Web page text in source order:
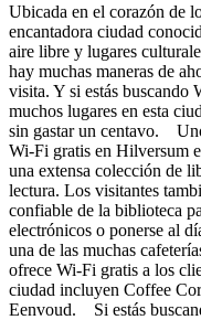
Ubicada en el corazón de
encantadora ciudad
aire libre y lugares
hay muchas maneras de
visita. Y si estás buscando
muchos lugares en esta
sin gastar un centavo.
Wi-Fi gratis en Hilversum
una extensa colección de
lectura. Los visitantes
confiable de la biblioteca
electrónicos o ponerse al
una de las muchas
ofrece Wi-Fi gratis a los
ciudad incluyen Coffee
Eenvoud. Si estás